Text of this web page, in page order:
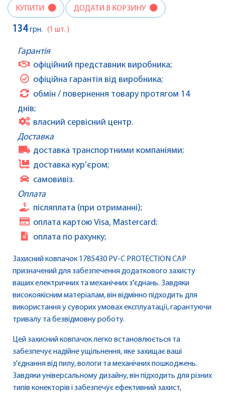
КУПИТИ ДОДАТИ В КОРЗИНУ
134грн. (1 шт. )
Гарантія
офіційний представник виробника;
офіційна гарантія від виробника;
обмін / повернення товару протягом 14
днів;
власний сервісний центр.
Доставка
доставка транспортними компаніями;
доставка кур’єром;
самовивіз.
Оплата
післяплата (при отриманні);
оплата картою Visa, Mastercard;
оплата по рахунку;
Захисний ковпачок 1785430 PV-C PROTECTION CAP
призначений для забезпечення додаткового захисту
ваших електричних та механічних з'єднань. Завдяки
високоякісним матеріалам, він відмінно підходить для
використання у суворих умовах експлуатації, гарантуючи
тривалу та безвідмовну роботу.
Цей захисний ковпачок легко встановлюється та
забезпечує надійне ущільнення, яке захищає ваші
з'єднання від пилу, вологи та механічних пошкоджень.
Завдяки універсальному дизайну, він підходить для різних
типів конекторів і забезпечує ефективний захист,